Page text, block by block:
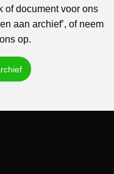
of document voor ons
aan archief’, of neem
op.